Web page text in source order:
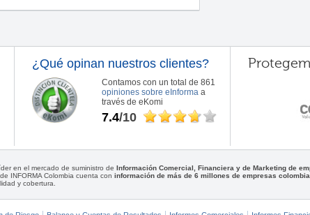
¿Qué opinan nuestros clientes?
Contamos con un total de 861
opiniones sobre eInforma a
través de eKomi
7.4/10
en el mercado de suministro de Información Comercial, Financiera y de Marketing de
INFORMA Colombia cuenta con información de más de 6 millones de empresas
y cobertura.